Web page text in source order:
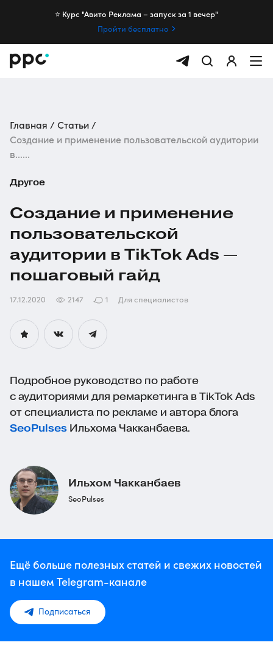
⭐️ Курс "Авито Реклама – запуск за 1 вечер"
Пройти бесплатно
Главная
Статьи
Создание и применение пользовательской аудитории
в......
Другое
Создание и применение
пользовательской
аудитории в TikTok Ads —
пошаговый гайд
17.12.2020 2147 1 Для специалистов
Подробное руководство по работе
с аудиториями для ремаркетинга в TikTok Ads
от специалиста по рекламе и автора блога
SeoPulses Ильхома Чакканбаева.
Ильхом Чакканбаев
SeoPulses
Ещё больше полезных статей и свежих новостей
в нашем Telegram-канале
Подписаться